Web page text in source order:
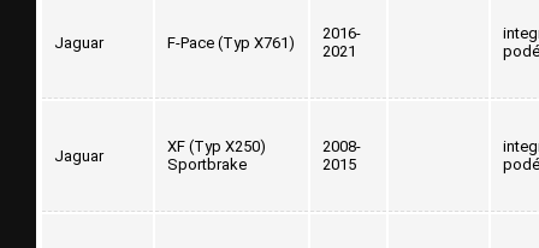
Jaguar F-Pace (Typ X761)
2016-
2021
Jaguar
XF (Typ X250)
Sportbrake
2008-
2015